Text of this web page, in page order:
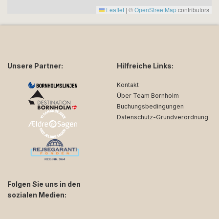
Leaflet | ©OpenStreetMapcontributors
Unsere Partner:
Folgen Sie uns in den
sozialen Medien:
Hilfreiche Links:
Kontakt
Über Team Bornholm
Buchungsbedingungen
Datenschutz-Grundverordnung